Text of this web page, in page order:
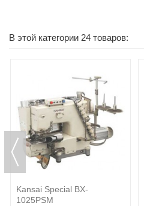
В этой категории 24 товаров:
Kansai Special BX-
1025PSM